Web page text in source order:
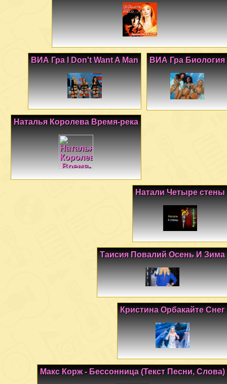
ВИА Гра Биология
ВИА Гра I Don't Want A Man
Наталья Королева Время-река
Натали Четыре стены
Таисия Повалий Осень И Зима
Кристина Орбакайте Снег
Макс Корж - Бессонница (Текст Песни, Слова)